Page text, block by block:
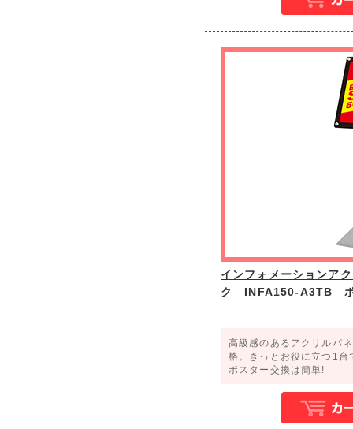
インフォメーションア
ク INFA150-A3TB ポ
高級感のあるアクリルパ
格。きっとお役に立つ1台
ポスター交換は簡単!